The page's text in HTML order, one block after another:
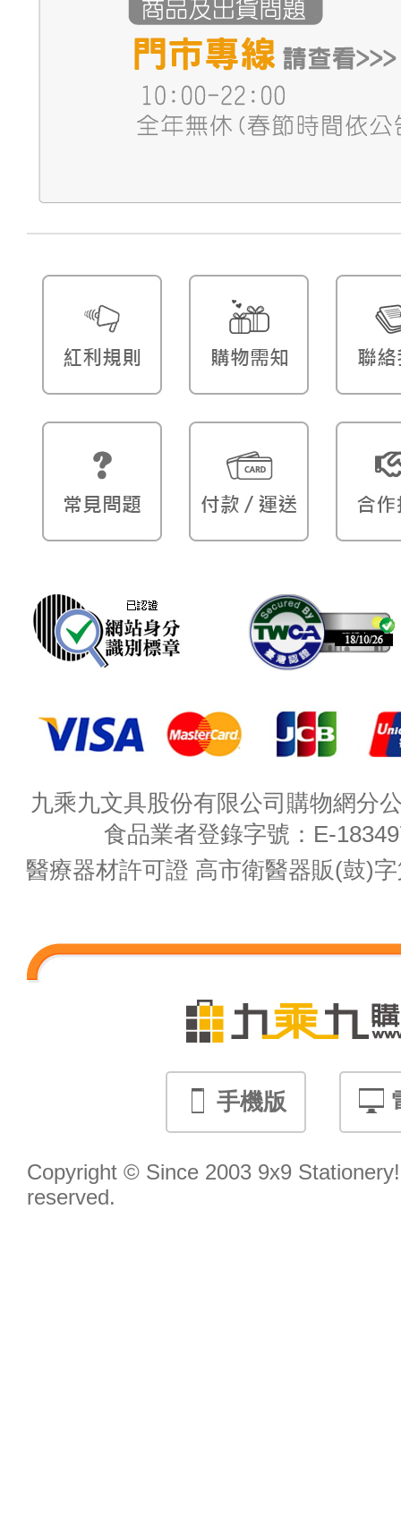
九乘九文具股份有限公司購物網分
食品業者登錄字號：E-
醫療器材許可證 高市衛醫器販(鼓)
手機版
Copyright © Since 2003 9x9
reserved.